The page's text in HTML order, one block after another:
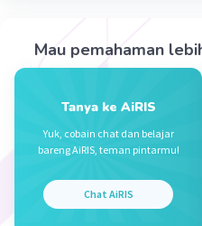
gerakan yang
juga dapat
Mau pemahaman
Tanya ke AiRIS
Yuk, cobain chat dan belajar
bareng AiRIS, teman pintarmu!
Chat AiRIS